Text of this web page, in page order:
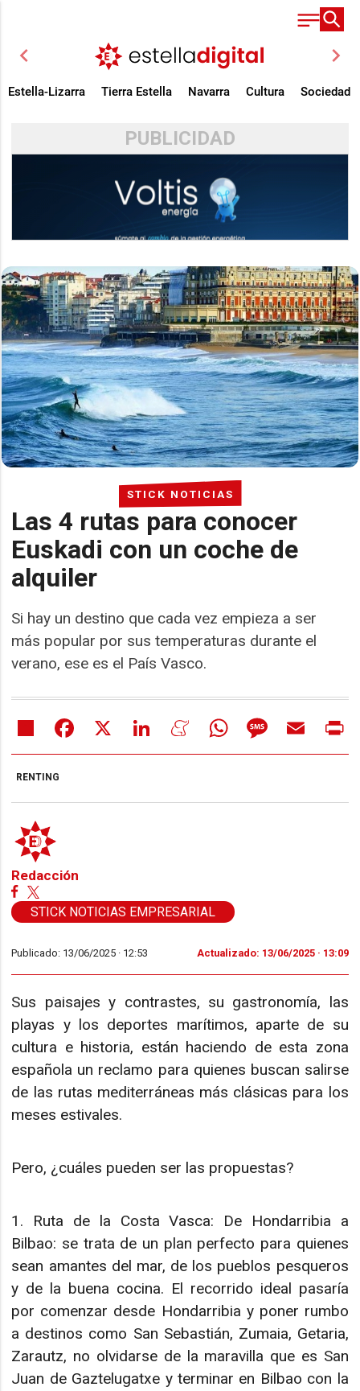
chevron_left chevron_right
Estella-Lizarra Tierra Estella Navarra Cultura Sociedad
PUBLICIDAD
STICK NOTICIAS
Las 4 rutas para conocer
Euskadi con un coche de
alquiler
Si hay un destino que cada vez empieza a ser
más popular por sus temperaturas durante el
verano, ese es el País Vasco.
Share Facebook LinkedIn MeneameWhatsAppMessageEmail
RENTING
Redacción
STICK NOTICIAS EMPRESARIAL
Publicado: 13/06/2025 · 12:53 Actualizado: 13/06/2025 · 13:09
Sus paisajes y contrastes, su gastronomía, las
playas y los deportes marítimos, aparte de su
cultura e historia, están haciendo de esta zona
española un reclamo para quienes buscan salirse
de las rutas mediterráneas más clásicas para los
meses estivales.
Pero, ¿cuáles pueden ser las propuestas?
1. Ruta de la Costa Vasca: De Hondarribia a
Bilbao: se trata de un plan perfecto para quienes
sean amantes del mar, de los pueblos pesqueros
y de la buena cocina. El recorrido ideal pasaría
por comenzar desde Hondarribia y poner rumbo
a destinos como San Sebastián, Zumaia, Getaria,
Zarautz, no olvidarse de la maravilla que es San
Juan de Gaztelugatxe y terminar en Bilbao con la